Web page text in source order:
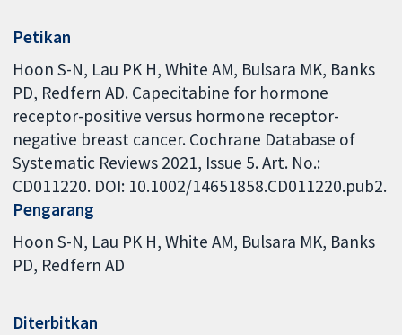
Petikan
Hoon S-N, Lau PK H, White AM, Bulsara MK, Banks
PD, Redfern AD. Capecitabine for hormone
receptor-positive versus hormone receptor-
negative breast cancer. Cochrane Database of
Systematic Reviews 2021, Issue 5. Art. No.:
CD011220. DOI: 10.1002/14651858.CD011220.pub2.
Pengarang
Hoon S-N Lau PK H White AM Bulsara MK Banks
PD Redfern AD
Diterbitkan